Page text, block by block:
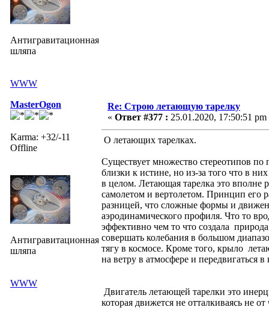
Антигравитационная
шляпа
WWW
MasterOgon
Karma: +32/-11
Offline
Антигравитационная
шляпа
WWW
Re: Строю летающую тарелку
« Ответ #377 : 25.01.2020, 17:50:51 pm
О летающих тарелках.
Существует множество стереотипов
близки к истине, но из-за того что в
в целом. Летающая тарелка это
самолетом и вертолетом. Принцип его
разницей, что сложные формы и
аэродинамического профиля. Что то
эффективно чем то что создала
совершать колебания в большом
тягу в космосе. Кроме того, крыло
на ветру в атмосфере и передвигаться в
Двигатель летающей тарелки это
которая движется не отталкиваясь не